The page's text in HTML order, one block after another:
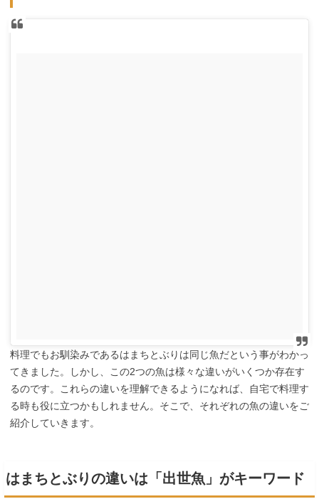
料理でもお馴染みであるはまちとぶりは同じ魚だという事がわかっ
てきました。しかし、この2つの魚は様々な違いがいくつか存在す
るのです。これらの違いを理解できるようになれば、自宅で料理す
る時も役に立つかもしれません。そこで、それぞれの魚の違いをご
紹介していきます。
はまちとぶりの違いは「出世魚」がキーワード